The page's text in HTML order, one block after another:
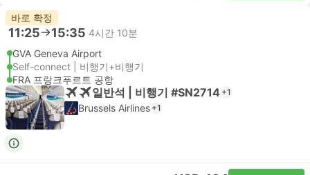
바로 확정
11:25 15:35 4시간 10분
GVA Geneva Airport
Self-connect | 비행기+비행기
FRA 프랑크푸르트 공항
일반석 | 비행기 #SN2714 +1
Brussels Airlines +1